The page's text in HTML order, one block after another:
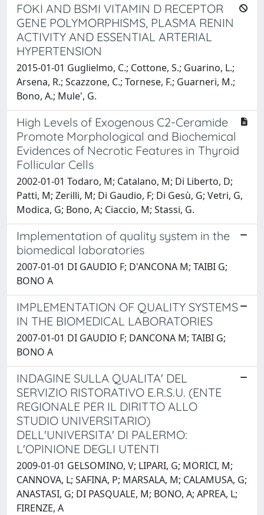
FOKI AND BSMI VITAMIN D RECEPTOR
GENE POLYMORPHISMS, PLASMA RENIN
ACTIVITY AND ESSENTIAL ARTERIAL
HYPERTENSION
2015-01-01 Guglielmo, C.; Cottone, S.; Guarino, L.;
Arsena, R.; Scazzone, C.; Tornese, F.; Guarneri, M.;
Bono, A.; Mule', G.
High Levels of Exogenous C2-Ceramide
Promote Morphological and Biochemical
Evidences of Necrotic Features in Thyroid
Follicular Cells
2002-01-01 Todaro, M; Catalano, M; Di Liberto, D;
Patti, M; Zerilli, M; Di Gaudio, F; Di Gesù, G; Vetri, G,
Modica, G; Bono, A; Ciaccio, M; Stassi, G.
Implementation of quality system in the
biomedical laboratories
2007-01-01 DI GAUDIO F; D'ANCONA M; TAIBI G;
BONO A
IMPLEMENTATION OF QUALITY SYSTEMS
IN THE BIOMEDICAL LABORATORIES
2007-01-01 DI GAUDIO F; DANCONA M; TAIBI G;
BONO A
INDAGINE SULLA QUALITA' DEL
SERVIZIO RISTORATIVO E.R.S.U. (ENTE
REGIONALE PER IL DIRITTO ALLO
STUDIO UNIVERSITARIO)
DELL'UNIVERSITA' DI PALERMO:
L'OPINIONE DEGLI UTENTI
2009-01-01 GELSOMINO, V; LIPARI, G; MORICI, M;
CANNOVA, L; SAFINA, P; MARSALA, M; CALAMUSA, G;
ANASTASI, G; DI PASQUALE, M; BONO, A; APREA, L;
FIRENZE, A